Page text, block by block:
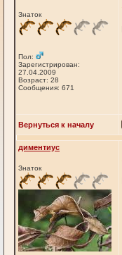
Знаток
Пол:
Зарегистрирован:
27.04.2009
Возраст: 28
Сообщения: 671
Вернуться к началу
диментиус
Знаток